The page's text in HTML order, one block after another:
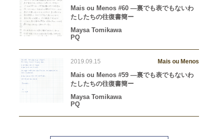
Mais ou Menos #60 —裏でも表でもないわ
たしたちの往復書簡ー
Maysa Tomikawa
PQ
2019.09.15 Mais ou Menos
Mais ou Menos #59 —裏でも表でもないわ
たしたちの往復書簡ー
Maysa Tomikawa
PQ